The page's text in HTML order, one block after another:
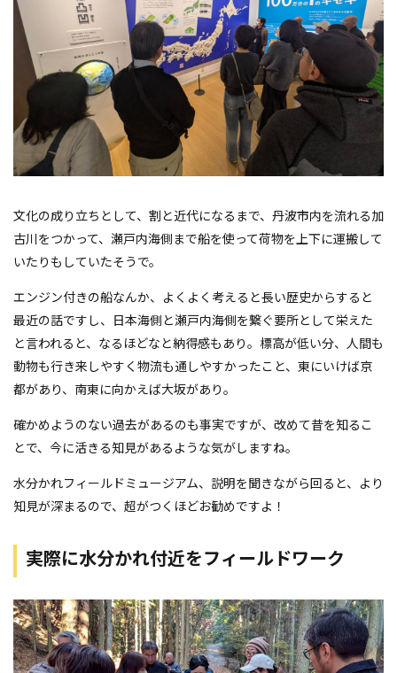
文化の成り立ちとして、割と近代になるまで、丹波市内を流れる加
古川をつかって、瀬戸内海側まで船を使って荷物を上下に運搬して
いたりもしていたそうで。
エンジン付きの船なんか、よくよく考えると長い歴史からすると
最近の話ですし、日本海側と瀬戸内海側を繋ぐ要所として栄えた
と言われると、なるほどなと納得感もあり。標高が低い分、人間も
動物も行き来しやすく物流も通しやすかったこと、東にいけば京
都があり、南東に向かえば大坂があり。
確かめようのない過去があるのも事実ですが、改めて昔を知るこ
とで、今に活きる知見があるような気がしますね。
水分かれフィールドミュージアム、説明を聞きながら回ると、より
知見が深まるので、超がつくほどお勧めですよ！
実際に水分かれ付近をフィールドワーク